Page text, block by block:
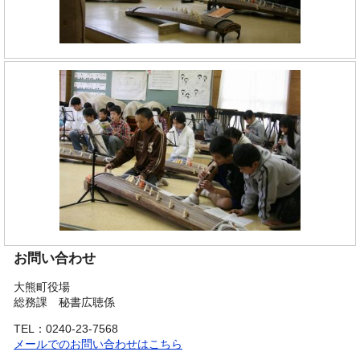
お問い合わせ
大熊町役場
総務課 秘書広聴係
TEL：0240-23-7568
メールでのお問い合わせはこちら